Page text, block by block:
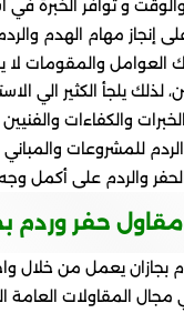
و توافر الخبرة في
إنجاز مهام الهدم
العوامل والمقومات لا
لذلك يلجأ الكثير الي
والكفاءات
للمشروعات
والردم على أكمل
حفر وردم
بجازان يعمل من خلال
مجال المقاولات العامة